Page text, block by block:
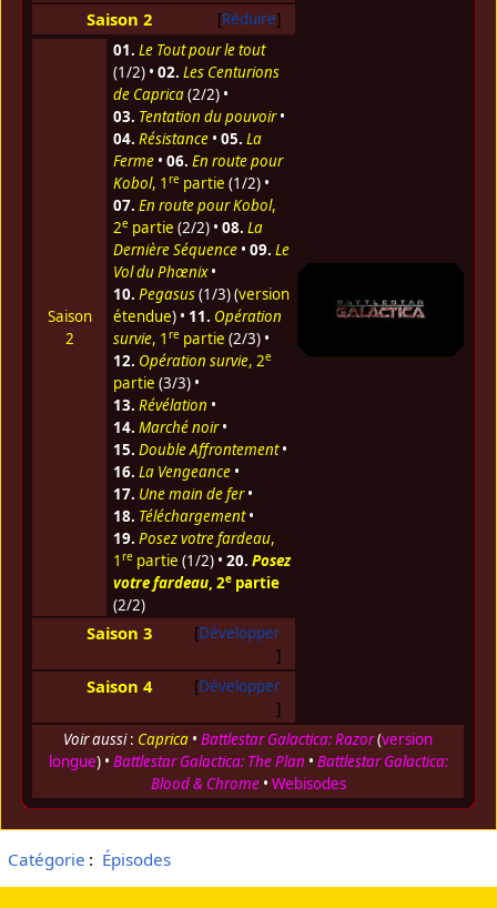
Réduire
Saison 2
Saison
2
01. Le Tout pour le tout
(1/2) • 02. Les Centurions
de Caprica(2/2) •
03. Tentation du pouvoir•
04. Résistance• 05. La
Ferme• 06. En route pour
Kobol, 1 repartie (1/2) •
07. En route pour Kobol,
2epartie (2/2) • 08. La
Dernière Séquence• 09. Le
Vol du Phœnix•
10. Pegasus(1/3) (version
étendue) • 11. Opération
survie, 1 repartie (2/3) •
12. Opération survie, 2e
partie (3/3) •
13. Révélation •
14. Marché noir•
15. Double Affrontement•
16. La Vengeance•
17. Une main de fer•
18. Téléchargement•
19. Posez votre fardeau,
1 repartie (1/2) • 20. Posez
votre fardeau, 2epartie
(2/2)
Développer
Saison 3
Développer
Saison 4
Voir aussi: Caprica •Battlestar Galactica: Razor(version
longue) • Battlestar Galactica: The Plan • Battlestar Galactica:
Blood & Chrome• Webisodes
Catégorie : Épisodes